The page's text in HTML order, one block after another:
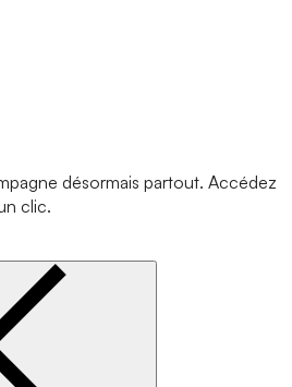
désormais partout. Accédez
clic.